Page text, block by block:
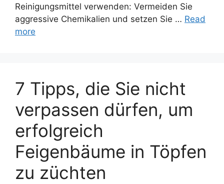
Reinigungsmittel verwenden: Vermeiden Sie
aggressive Chemikalien und setzen Sie … Read
more
7 Tipps, die Sie nicht
verpassen dürfen, um
erfolgreich
Feigenbäume in Töpfen
zu züchten